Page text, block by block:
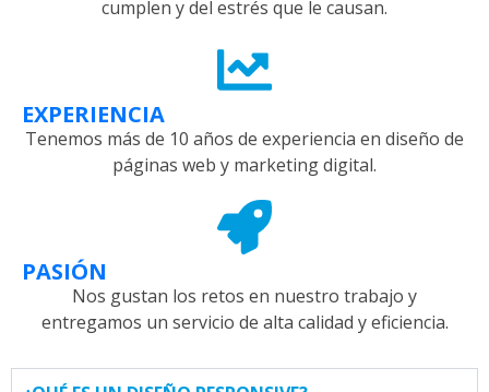
cumplen y del estrés que le causan.
EXPERIENCIA
Tenemos más de 10 años de experiencia en diseño de
páginas web y marketing digital.
PASIÓN
Nos gustan los retos en nuestro trabajo y
entregamos un servicio de alta calidad y eficiencia.